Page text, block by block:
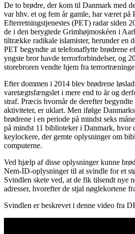
De to brødre, der kom til Danmark med
var hhv. et og fem år gamle, har været på
Efterretningstjenestes (PET) radar siden
de i den berygtede Grimhøjmoskéen i
tiltrække radikale islamister, herunder en
PET begyndte at telefonaflytte brødrene
yngste bror havde terrorforbindelser, og
storebroren vendte hjem fra
Efter dommen i 2014 blev brødrene
varetægtsfængslet i mere end to år og
straf. Præcis hvornår de derefter
aktiviteter, er uklart. Men ifølge
brødrene i en periode på mindst seks
på mindst 11 biblioteker i Danmark, hvor
keylockere, der gemte oplysninger om
computerne.
Ved hjælp af disse oplysninger kunne
Nem-ID-oplysninger til at svindle for et
Svindlen skete ved, at de fik tilsendt nye
adresser, hvorefter de stjal nøglekortene
Svindlen er beskrevet i denne video fra